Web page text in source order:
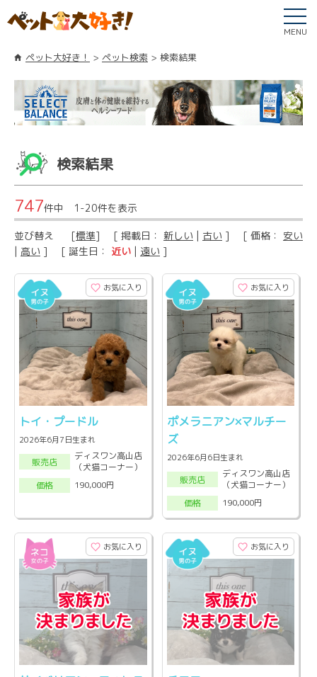
MENU
ペット大好き！ ペット検索 検索結果
検索結果
747件中 1-20件を表示
並び替え [標準] [ 掲載日： 新しい | 古い ] [ 価格： 安い
| 高い ] [ 誕生日： 近い | 遠い ]
お気に入り
トイ・プードル
2026年6月7日生まれ
販売店
ディスワン高山店
（犬猫コーナー）
価格
190,000円
お気に入り
ポメラニアン×マルチー
ズ
2026年6月6日生まれ
販売店
ディスワン高山店
（犬猫コーナー）
価格
190,000円
お気に入り お気に入り